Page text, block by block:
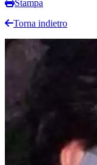
Stampa
Torna indietro